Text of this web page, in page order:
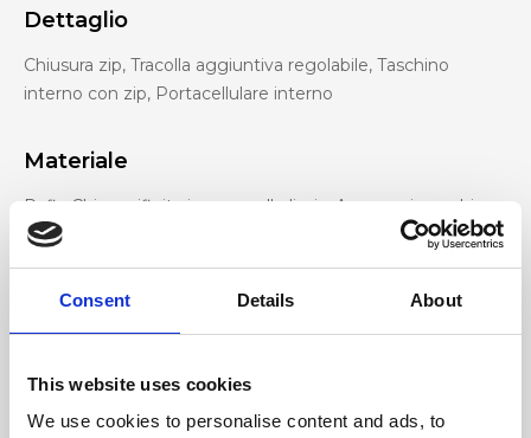
Consent Details About
This website uses cookies
We use cookies to personalise content and ads, to
Dettaglio
Chiusura zip, Tracolla aggiuntiva regolabile, Taschino
interno con zip, Portacellulare interno
Materiale
Rafia Chicco rifinita in vera pelle liscia, Accessori oro chiaro
Dimensione